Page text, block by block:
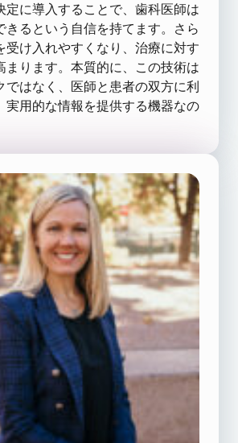
定に導入することで、歯科医師は
きるという自信を持てます。さら
受け入れやすくなり、治療に対す
まります。本質的に、この技術は
ではなく、医師と患者の双方に利
実用的な情報を提供する機器なの